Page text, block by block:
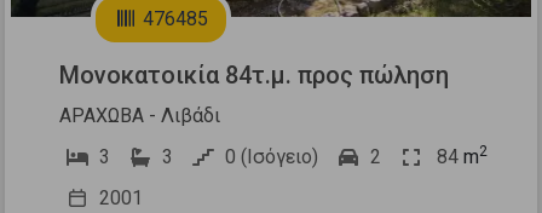
476485
Μονοκατοικία 84τ.μ. προς πώληση
ΑΡΑΧΩΒΑ - Λιβάδι
3
3 0 (Ισόγειο) 2 84 m2
2001